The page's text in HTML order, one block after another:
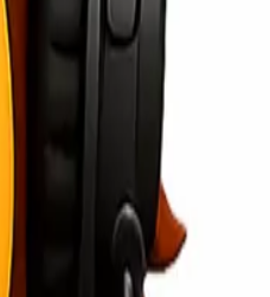
perangkat dari debu dan
bagian yang rentan terhadap